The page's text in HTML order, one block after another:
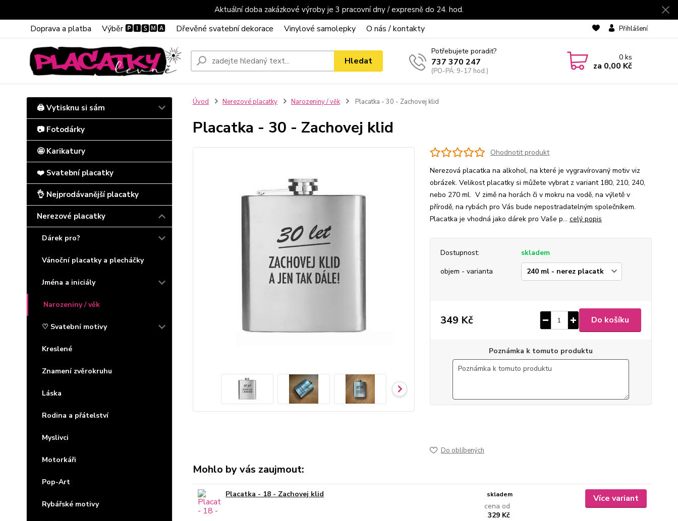
Aktuální doba zakázkové výroby je 3 pracovní dny / expresně do 24. hod.
Doprava a platba Výběr 🅿🅸🆂🅼🅰 Dřevěné svatební dekorace Vinylové samolepky O nás / kontakty Přihlášení
Hledat
Potřebujete poradit?
737 370 247
(PO-PÁ: 9-17 hod.)
0ks
za 0,00 Kč
🖨️ Vytisknu si sám
📷 Fotodárky
🤩 Karikatury
❤️ Svatební placatky
👌 Nejprodávanější placatky
Nerezové placatky
Dárek pro?
Vánoční placatky a plecháčky
Jména a iniciály
Narozeniny / věk
♡ Svatební motivy
Kreslené
Znamení zvěrokruhu
Láska
Rodina a přátelství
Myslivci
Motorkáři
Pop-Art
Rybářské motivy
Úvod Nerezové placatky Narozeniny / věk Placatka - 30 - Zachovej klid
Placatka - 30 - Zachovej klid
Ohodnotit produkt
Nerezová placatka na alkohol, na které je vygravírovaný motiv viz
obrázek. Velikost placatky si můžete vybrat z variant 180, 210, 240,
nebo 270 ml. V zimě na horách či v mokru na vodě, na výletě v
přírodě, na rybách pro Vás bude nepostradatelným společníkem.
Placatka je vhodná jako dárek pro Vaše p... celý popis
Dostupnost:
skladem
objem - varianta
349 Kč Do košíku
Poznámka k tomuto produktu
Do oblíbených
Mohlo by vás zaujmout:
Placatka - 18 - Zachovej klid
cena od
329 Kč
skladem Více variant